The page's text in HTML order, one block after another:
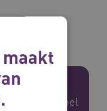
openen
Veel
maakt